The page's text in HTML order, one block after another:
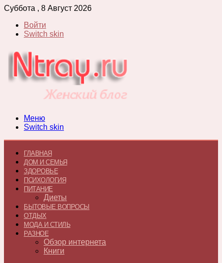
Суббота , 8 Август 2026
Войти
Switch skin
Меню
Switch skin
ГЛАВНАЯ
ДОМ И СЕМЬЯ
ЗДОРОВЬЕ
ПСИХОЛОГИЯ
ПИТАНИЕ
Диеты
БЫТОВЫЕ ВОПРОСЫ
ОТДЫХ
МОДА И СТИЛЬ
РАЗНОЕ
Обзор интернета
Книги